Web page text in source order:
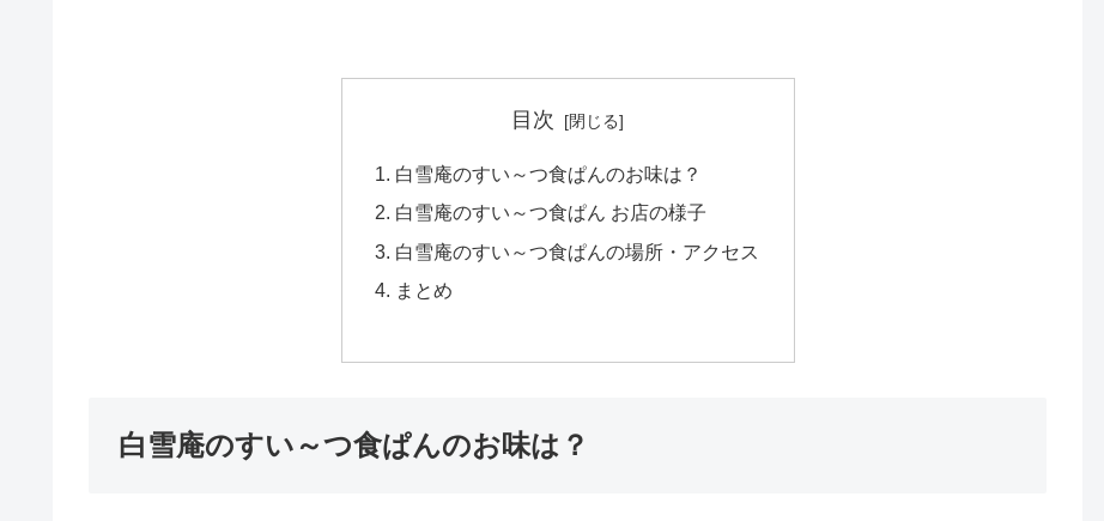
目次
白雪庵のすい～つ食ぱんのお味は？
白雪庵のすい～つ食ぱん お店の様子
白雪庵のすい～つ食ぱんの場所・アクセス
まとめ
白雪庵のすい～つ食ぱんのお味は？